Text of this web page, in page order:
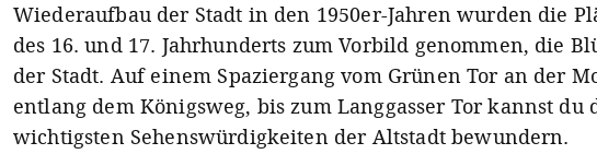
Wiederaufbau der Stadt in den 1950er-Jahren wurden die
des 16. und 17. Jahrhunderts zum Vorbild genommen, die
der Stadt. Auf einem Spaziergang vom Grünen Tor an der
entlang dem Königsweg, bis zum Langgasser Tor kannst du
wichtigsten Sehenswürdigkeiten der Altstadt bewundern.